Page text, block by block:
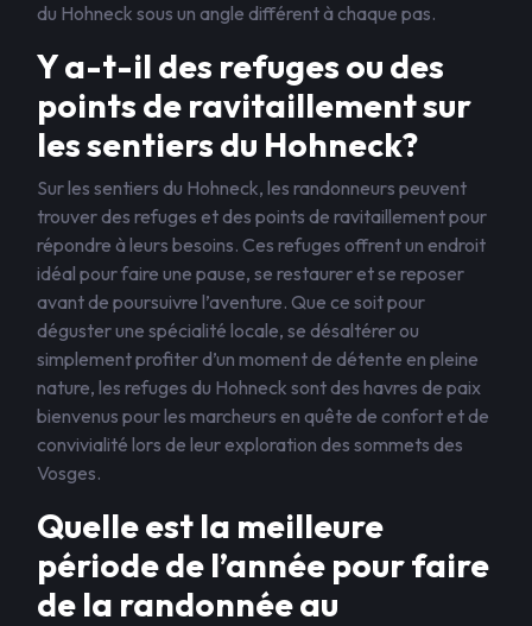
du Hohneck sous un angle différent à chaque pas.
Y a-t-il des refuges ou des
points de ravitaillement sur
les sentiers du Hohneck?
Sur les sentiers du Hohneck, les randonneurs peuvent
trouver des refuges et des points de ravitaillement pour
répondre à leurs besoins. Ces refuges offrent un endroit
idéal pour faire une pause, se restaurer et se reposer
avant de poursuivre l’aventure. Que ce soit pour
déguster une spécialité locale, se désaltérer ou
simplement profiter d’un moment de détente en pleine
nature, les refuges du Hohneck sont des havres de paix
bienvenus pour les marcheurs en quête de confort et de
convivialité lors de leur exploration des sommets des
Vosges.
Quelle est la meilleure
période de l’année pour faire
de la randonnée au